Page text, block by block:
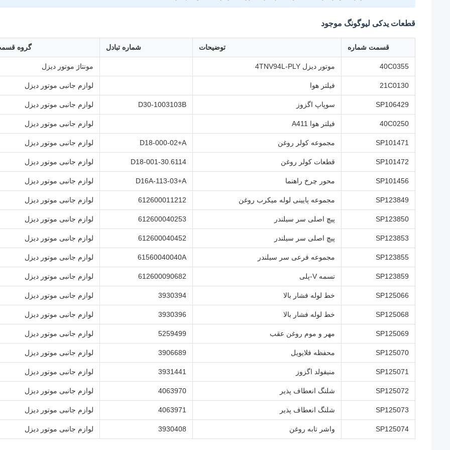
قطعات یدکی لیوگونگ موجود
قسمت شماره توضیحات شماره تبادل گروه
40C0355 موتور دیزل 4TNV94L-PLY مونتاژ موتور دیزل
21C0130 فیلتر هوا لوازم جانبی موتور دیزل
SP106429 سوپاپ اگزوز D30-1003103B لوازم جانبی موتور دیزل
40C0250 فیلتر هوا A411 لوازم جانبی موتور دیزل
SP101471 مجموعه کولر روغن D18-000-02+A لوازم جانبی موتور دیزل
SP101472 قطعات کولر روغن 6114.D18-001-30 لوازم جانبی موتور دیزل
SP101456 محور چرخ راهنما D16A-113-03+A لوازم جانبی موتور دیزل
SP123849 مجموعه پایینی لوله میکرب روغن 612600011212 لوازم جانبی موتور دیزل
SP123850 پیچ اصلی سر سیلندر 612600040253 لوازم جانبی موتور دیزل
SP123853 پیچ اصلی سر سیلندر 612600040452 لوازم جانبی موتور دیزل
SP123855 مجموعه فرعی سر سیلندر 61560040040A لوازم جانبی موتور دیزل
SP123859 تسمه V-پلی 612600090682 لوازم جانبی موتور دیزل
SP125066 خط لوله فشار بالا 3930394 لوازم جانبی موتور دیزل
SP125068 خط لوله فشار بالا 3930396 لوازم جانبی موتور دیزل
SP125069 مهر و موم روغن عقب 5259499 لوازم جانبی موتور دیزل
SP125070 محفظه فلایویل 3906689 لوازم جانبی موتور دیزل
SP125071 منیفولد اگزوز 3931441 لوازم جانبی موتور دیزل
SP125072 شلنگ انعطاف پذیر 4063970 لوازم جانبی موتور دیزل
SP125073 شلنگ انعطاف پذیر 4063971 لوازم جانبی موتور دیزل
SP125074 واشر تابه روغن 3930408 لوازم جانبی موتور دیزل